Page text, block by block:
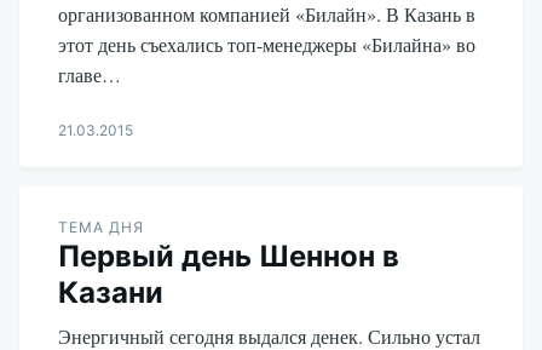
организованном компанией «Билайн». В Казань в
этот день съехались топ-менеджеры «Билайна» во
главе…
21.03.2015
ТЕМА ДНЯ
Первый день Шеннон в
Казани
Энергичный сегодня выдался денек. Сильно устал